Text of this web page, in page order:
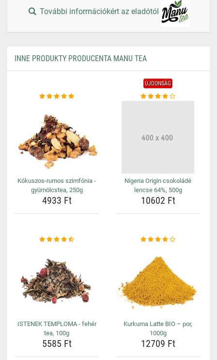
További információkért az eladótól
INNE PRODUKTY PRODUCENTA MANU TEA
Kókuszos-rumos szimfónia -
gyümölcstea, 250g
4933 Ft
ÚJDONSÁG
Nigeria Origin csokoládé
lencse 64%, 500g
10602 Ft
ISTENEK TEMPLOMA - fehér
tea, 100g
5585 Ft
Kurkuma Latte BIO – por,
1000g
12709 Ft